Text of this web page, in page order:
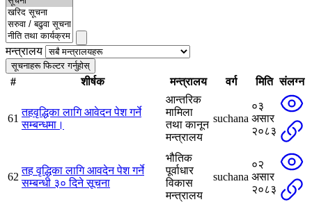
मन्त्रालय
सूचनाहरू फिल्टर गर्नुहोस्
# शीर्षक मन्त्रालय वर्ग मिति संलग्न
61
तहवृद्धिका लागि आवेदन पेश गर्ने
सम्बन्धमा।
आन्तरिक
मामिला
तथा कानून
मन्त्रालय
suchana
०३
असार
२०८३
62
तह वृद्धिका लागि आवदेन पेश गर्ने
सम्बन्धी ३० दिने सूचना
भौतिक
पूर्वाधार
विकास
मन्त्रालय
suchana
०२
असार
२०८३